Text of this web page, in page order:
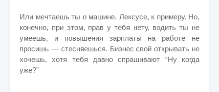
Или мечтаешь ты о машине. Лексусе, к примеру. Но,
конечно, при этом, прав у тебя нету, водить ты не
умеешь, и повышения зарплаты на работе не
просишь — стесняешься. Бизнес свой открывать не
хочешь, хотя тебя давно спрашивают “Ну когда
уже?”